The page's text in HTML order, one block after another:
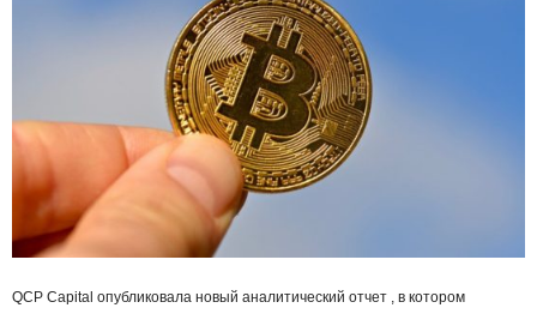
QCP Capital опубликовала новый аналитический отчет , в котором